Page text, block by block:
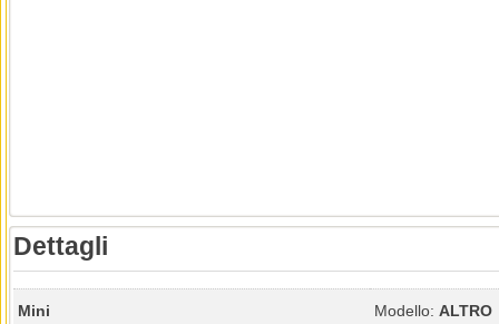
Dettagli
Mini Modello: ALTRO